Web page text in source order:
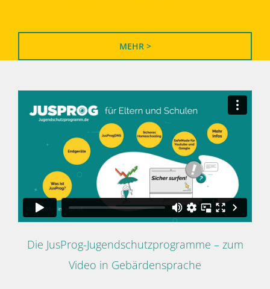
MEHR >
Die JusProg-Jugendschutzprogramme – zum
Video in Gebärdensprache